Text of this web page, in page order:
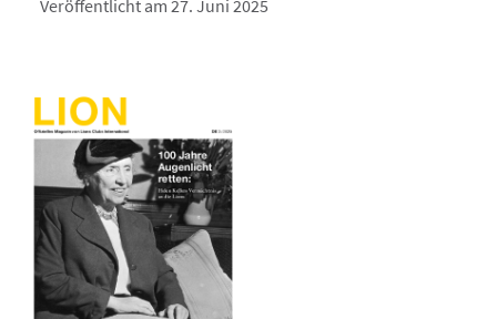
Veröffentlicht am 27. Juni 2025